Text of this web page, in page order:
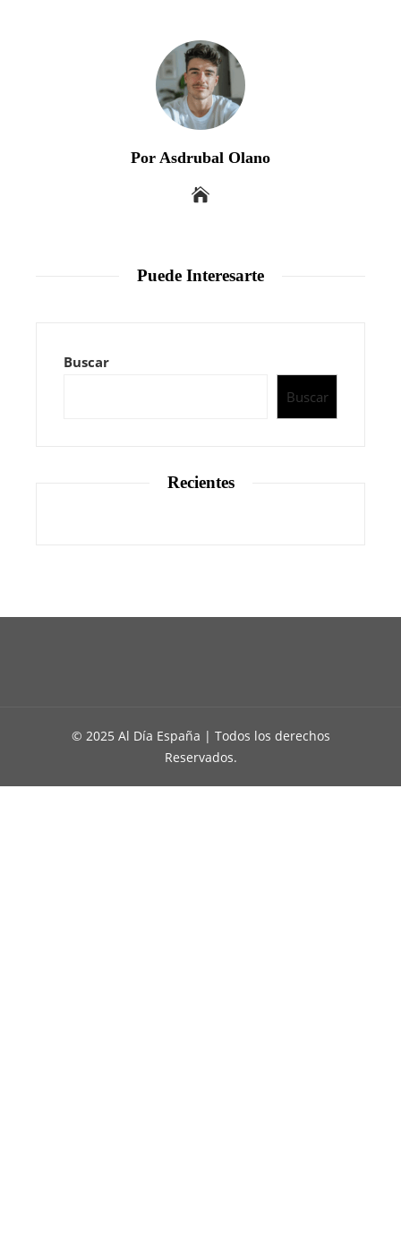
Por Asdrubal Olano
Puede Interesarte
Buscar
Buscar
Recientes
© 2025 Al Día España | Todos los derechos
Reservados.